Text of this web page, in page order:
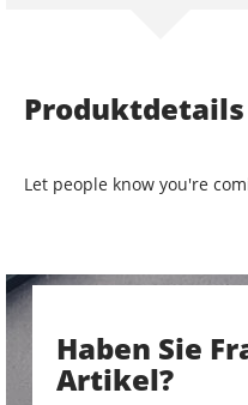
Produktdetails
Let people know you're
Haben Sie
Artikel?